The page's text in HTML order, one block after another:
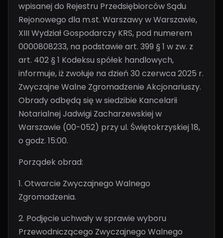
wpisanej do Rejestru Przedsiębiorców Sądu
Rejonowego dla m.st. Warszawy w Warszawie,
XIII Wydział Gospodarczy KRS, pod numerem
0000808233, na podstawie art. 399 § 1 w zw. z
art. 402 § 1 Kodeksu spółek handlowych,
informuje, iż zwołuje na dzień 30 czerwca 2025 r.
Zwyczajne Walne Zgromadzenie Akcjonariuszy.
Obrady odbędą się w siedzibie Kancelarii
Notarialnej Jadwigi Zacharzewskiej w
Warszawie (00-052) przy ul. Świętokrzyskiej 18,
o godz. 15:00.
Porządek obrad:
1. Otwarcie Zwyczajnego Walnego
Zgromadzenia.
2. Podjęcie uchwały w sprawie wyboru
Przewodniczącego Zwyczajnego Walnego